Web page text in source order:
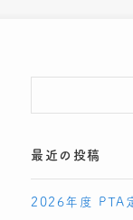
最近の投稿
2026年度 PTA